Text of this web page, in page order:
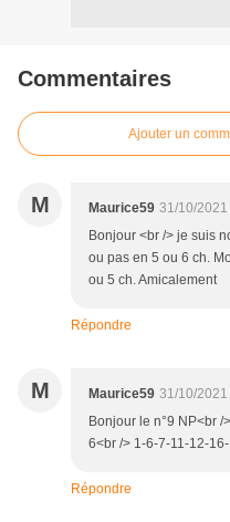
Commentaires
Ajouter un
M Maurice59 31/10/2021
Bonjour <br /> je suis
ou pas en 5 ou 6 ch.
ou 5 ch. Amicalement
Répondre
M Maurice59 31/10/2021
Bonjour le n°9 NP<br /
6<br /> 1-6-7-11-12-16-
Répondre